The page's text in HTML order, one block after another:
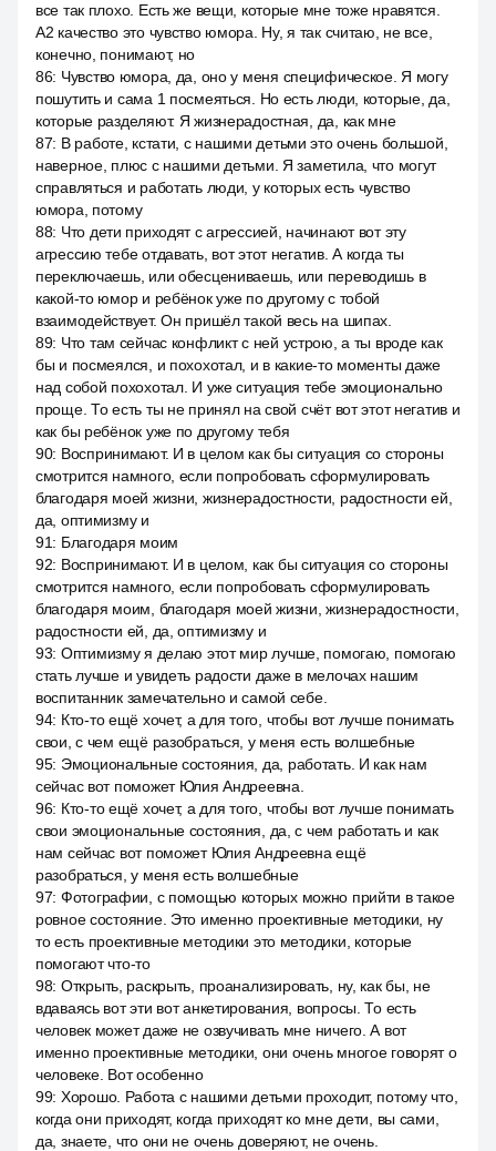
все так плохо. Есть же вещи, которые мне тоже нравятся.
A2 качество это чувство юмора. Ну, я так считаю, не все,
конечно, понимают, но
86: Чувство юмора, да, оно у меня специфическое. Я могу
пошутить и сама 1 посмеяться. Но есть люди, которые, да,
которые разделяют. Я жизнерадостная, да, как мне
87: В работе, кстати, с нашими детьми это очень большой,
наверное, плюс с нашими детьми. Я заметила, что могут
справляться и работать люди, у которых есть чувство
юмора, потому
88: Что дети приходят с агрессией, начинают вот эту
агрессию тебе отдавать, вот этот негатив. А когда ты
переключаешь, или обесцениваешь, или переводишь в
какой-то юмор и ребёнок уже по другому с тобой
взаимодействует. Он пришёл такой весь на шипах.
89: Что там сейчас конфликт с ней устрою, а ты вроде как
бы и посмеялся, и похохотал, и в какие-то моменты даже
над собой похохотал. И уже ситуация тебе эмоционально
проще. То есть ты не принял на свой счёт вот этот негатив и
как бы ребёнок уже по другому тебя
90: Воспринимают. И в целом как бы ситуация со стороны
смотрится намного, если попробовать сформулировать
благодаря моей жизни, жизнерадостности, радостности ей,
да, оптимизму и
91: Благодаря моим
92: Воспринимают. И в целом, как бы ситуация со стороны
смотрится намного, если попробовать сформулировать
благодаря моим, благодаря моей жизни, жизнерадостности,
радостности ей, да, оптимизму и
93: Оптимизму я делаю этот мир лучше, помогаю, помогаю
стать лучше и увидеть радости даже в мелочах нашим
воспитанник замечательно и самой себе.
94: Кто-то ещё хочет, а для того, чтобы вот лучше понимать
свои, с чем ещё разобраться, у меня есть волшебные
95: Эмоциональные состояния, да, работать. И как нам
сейчас вот поможет Юлия Андреевна.
96: Кто-то ещё хочет, а для того, чтобы вот лучше понимать
свои эмоциональные состояния, да, с чем работать и как
нам сейчас вот поможет Юлия Андреевна ещё
разобраться, у меня есть волшебные
97: Фотографии, с помощью которых можно прийти в такое
ровное состояние. Это именно проективные методики, ну
то есть проективные методики это методики, которые
помогают что-то
98: Открыть, раскрыть, проанализировать, ну, как бы, не
вдаваясь вот эти вот анкетирования, вопросы. То есть
человек может даже не озвучивать мне ничего. А вот
именно проективные методики, они очень многое говорят о
человеке. Вот особенно
99: Хорошо. Работа с нашими детьми проходит, потому что,
когда они приходят, когда приходят ко мне дети, вы сами,
да, знаете, что они не очень доверяют, не очень.